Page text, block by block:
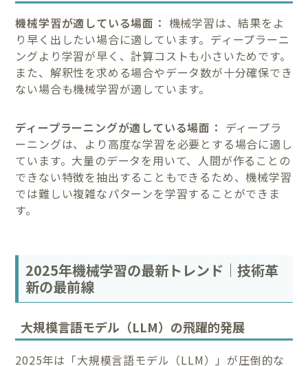
機械学習が適している場面： 機械学習は、結果をよ
り早く出したい場合に適しています。ディープラーニ
ングより学習が早く、計算コストも小さいためです。
また、解釈性を求める場合やデータ数が十分確保でき
ない場合も機械学習が適しています。
ディープラーニングが適している場面： ディープラ
ーニングは、より高度な学習を必要とする場合に適し
ています。大量のデータを用いて、人間が作ることの
できない特徴を抽出することもできるため、機械学習
では難しい複雑なパターンを学習することができま
す。
2025年機械学習の最新トレンド｜技術革
新の最前線
大規模言語モデル（LLM）の飛躍的発展
2025年は「大規模言語モデル（LLM）」が圧倒的な